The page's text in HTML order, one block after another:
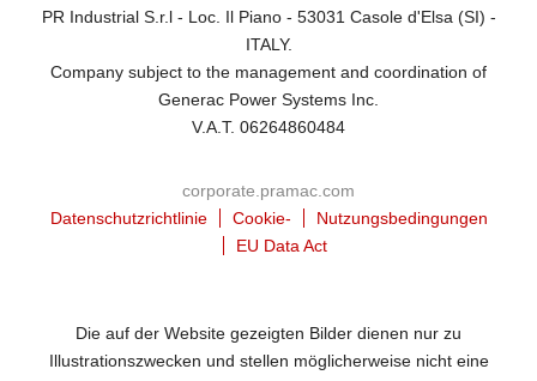
PR Industrial S.r.l - Loc. Il Piano - 53031 Casole d'Elsa (SI) -
ITALY.
Company subject to the management and coordination of
Generac Power Systems Inc.
V.A.T. 06264860484
corporate.pramac.com
Datenschutzrichtlinie
Cookie-
Nutzungsbedingungen
EU Data Act
Die auf der Website gezeigten Bilder dienen nur zu
Illustrationszwecken und stellen möglicherweise nicht eine